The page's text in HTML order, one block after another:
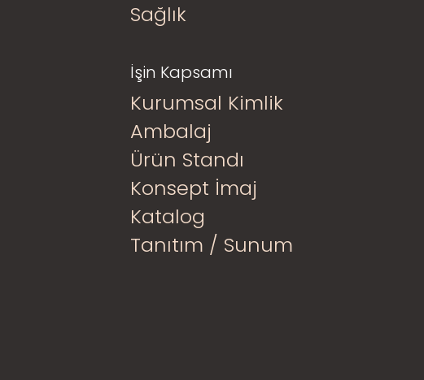
Sağlık
İşin Kapsamı
Kurumsal Kimlik
Ambalaj
Ürün Standı
Konsept İmaj
Katalog
Tanıtım / Sunum